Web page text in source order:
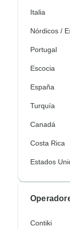
Italia
Nórdicos /
Portugal
Escocia
España
Turquía
Canadá
Costa Rica
Estados
Contiki